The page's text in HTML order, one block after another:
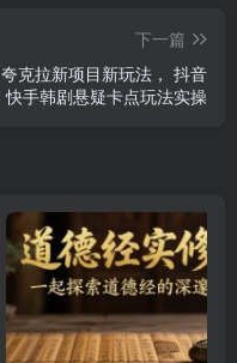
下一篇
夸克拉新项目新玩法， 抖音
快手韩剧悬疑卡点玩法实操